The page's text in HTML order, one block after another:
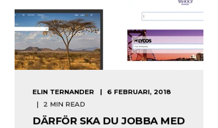
ELIN TERNANDER 6 FEBRUARI, 2018
2 MIN READ
DÄRFÖR SKA DU JOBBA MED